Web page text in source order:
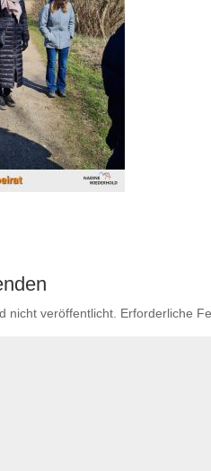
nicht veröffentlicht. Erforderliche